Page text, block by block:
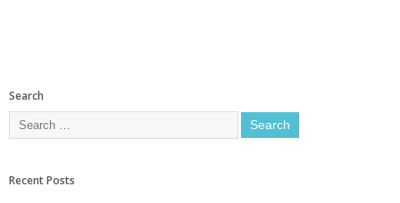
Search
Recent Posts